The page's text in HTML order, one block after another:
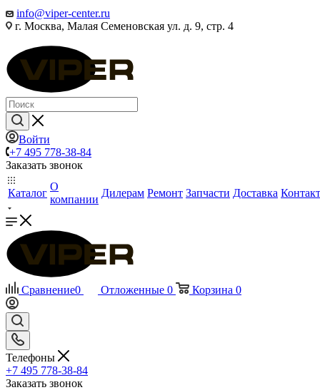
info@viper-center.ru
г. Москва, Малая Семеновская ул. д. 9, стр. 4
Войти
+7 495 778-38-84
Заказать звонок
Каталог
О
компании
Дилерам Ремонт Запчасти Доставка
Сравнение0 Отложенные 0 Корзина 0
Телефоны
+7 495 778-38-84
Заказать звонок